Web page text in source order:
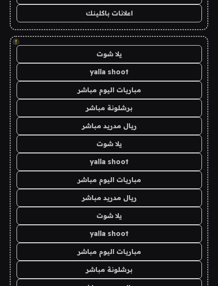
اعلانات باكلينك
!
يلا شوت
yalla shoot
مباريات اليوم مباشر
برشلونة مباشر
ريال مدريد مباشر
يلا شوت
yalla shoot
مباريات اليوم مباشر
ريال مدريد مباشر
يلا شوت
yalla shoot
مباريات اليوم مباشر
برشلونة مباشر